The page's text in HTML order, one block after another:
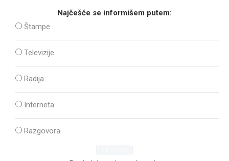
Najčešće se informišem putem:
Štampe
Televizije
Radija
Interneta
Razgovora